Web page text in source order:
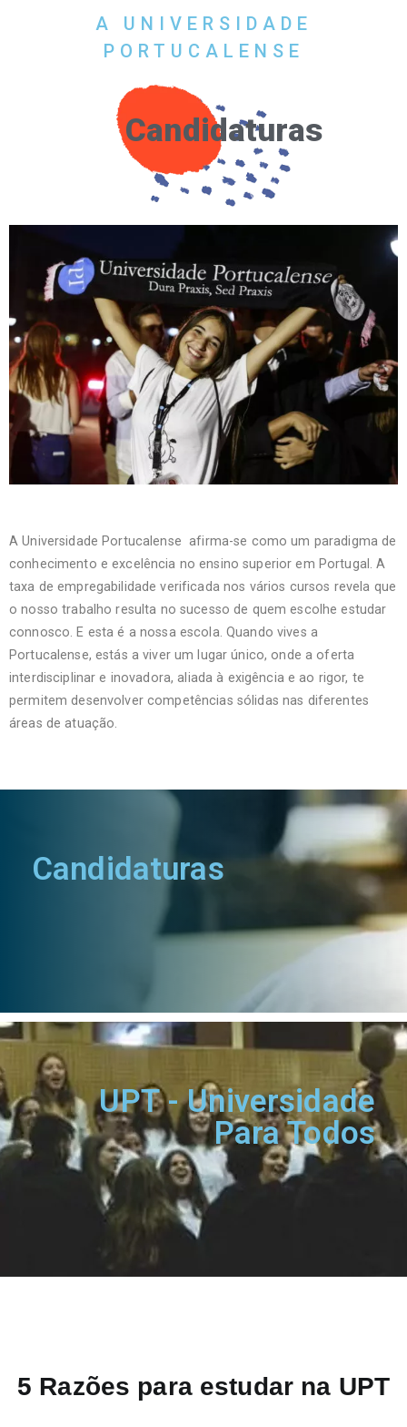
A UNIVERSIDADE
PORTUCALENSE
Candidaturas
A Universidade Portucalense afirma-se como um paradigma de
conhecimento e excelência no ensino superior em Portugal. A
taxa de empregabilidade verificada nos vários cursos revela que
o nosso trabalho resulta no sucesso de quem escolhe estudar
connosco. E esta é a nossa escola. Quando vives a
Portucalense, estás a viver um lugar único, onde a oferta
interdisciplinar e inovadora, aliada à exigência e ao rigor, te
permitem desenvolver competências sólidas nas diferentes
áreas de atuação.
Candidaturas
UPT - Universidade
Para Todos
5 Razões para estudar na UPT